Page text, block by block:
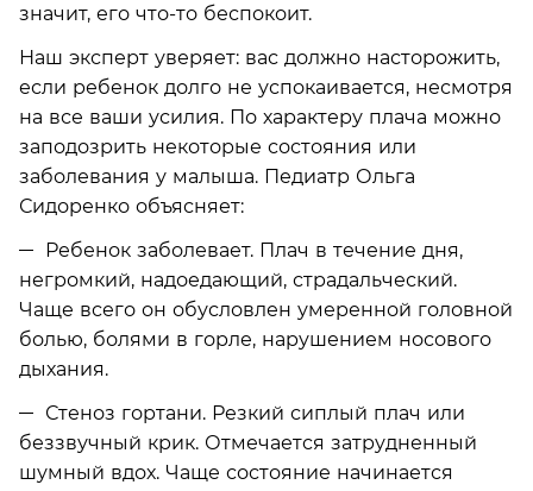
значит, его что-то беспокоит.
Наш эксперт уверяет: вас должно насторожить,
если ребенок долго не успокаивается, несмотря
на все ваши усилия. По характеру плача можно
заподозрить некоторые состояния или
заболевания у малыша. Педиатр Ольга
Сидоренко объясняет:
Ребенок заболевает. Плач в течение дня,
негромкий, надоедающий, страдальческий.
Чаще всего он обусловлен умеренной головной
болью, болями в горле, нарушением носового
дыхания.
Стеноз гортани. Резкий сиплый плач или
беззвучный крик. Отмечается затрудненный
шумный вдох. Чаще состояние начинается